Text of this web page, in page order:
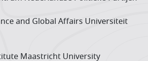
and Global Affairs Universiteit
Maastricht University